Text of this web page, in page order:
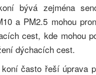
bývá zejména
a PM2.5 mohou
cest, kde mohou
dýchacích cest.
často řeší úprava